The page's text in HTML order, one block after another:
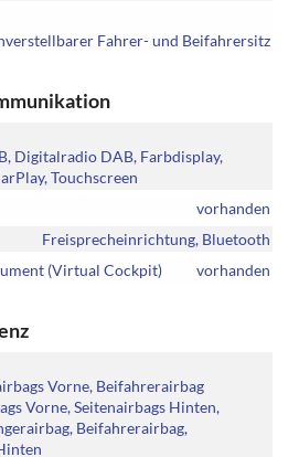
Fahrer- und Beifahrersitz
Digitalradio DAB, Farbdisplay,
Touchscreen
vorhanden
Freisprecheinrichtung, Bluetooth
(Virtual Cockpit)
vorhanden
Vorne, Beifahrerairbag
Vorne, Seitenairbags Hinten,
Beifahrerairbag,